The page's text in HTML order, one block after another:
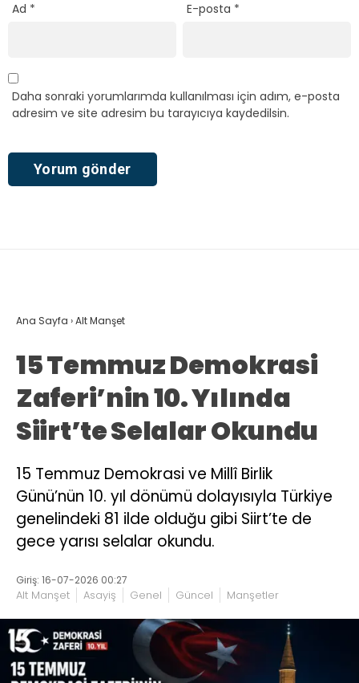
Ad * E-posta *
Daha sonraki yorumlarımda kullanılması için adım, e-posta
adresim ve site adresim bu tarayıcıya kaydedilsin.
Ana Sayfa ›Alt Manşet
15 Temmuz Demokrasi
Zaferi’nin 10. Yılında
Siirt’te Selalar Okundu
15 Temmuz Demokrasi ve Millî Birlik
Günü’nün 10. yıl dönümü dolayısıyla Türkiye
genelindeki 81 ilde olduğu gibi Siirt’te de
gece yarısı selalar okundu.
Giriş: 16-07-2026 00:27
Alt Manşet Asayiş Genel Güncel Manşetler